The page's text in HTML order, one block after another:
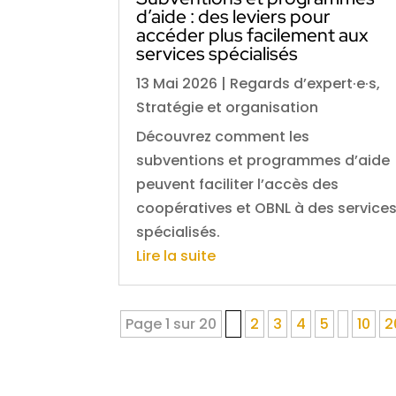
d’aide : des leviers pour
accéder plus facilement aux
services spécialisés
13 Mai 2026 | Regards d’expert·e·s,
Stratégie et organisation
Découvrez comment les
subventions et programmes d’aide
peuvent faciliter l’accès des
coopératives et OBNL à des services
spécialisés.
Lire la suite
Page 1 sur 20 2 3 4 5 10